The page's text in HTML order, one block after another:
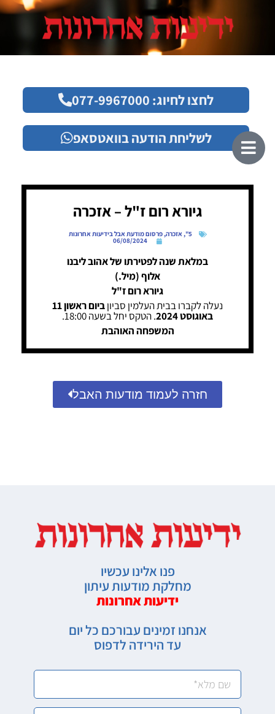
לחצו לחיוג: 077-9967000
לשליחת הודעה בוואטסאפ
גיורא רום ז"ל – אזכרה
5"
,אזכרה,פרסום מודעת אבל בידיעות אחרונות
06/08/2024
במלאת שנה לפטירתו של אהוב ליבנו
אלוף (מיל.)
גיורא רום ז"ל
נעלה לקברו בבית העלמין סביון
ביום ראשון 11
באוגוסט 2024
. הטקס יחל בשעה 18:00.
המשפחה האוהבת
חזרה לעמוד מודעות האבל
פנו אלינו עכשיו
מחלקת מודעות עיתון
ידיעות אחרונות
אנחנו זמינים עבורכם כל יום
עד הירידה לדפוס